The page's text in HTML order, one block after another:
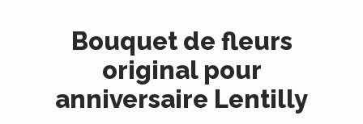
Bouquet de fleurs
original pour
anniversaire Lentilly